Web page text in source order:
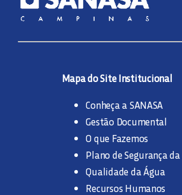
Mapa do Site Institucional
Conheça a SANASA
Gestão Documental
O que Fazemos
Plano de Segurança
Qualidade da Água
Recursos Humanos